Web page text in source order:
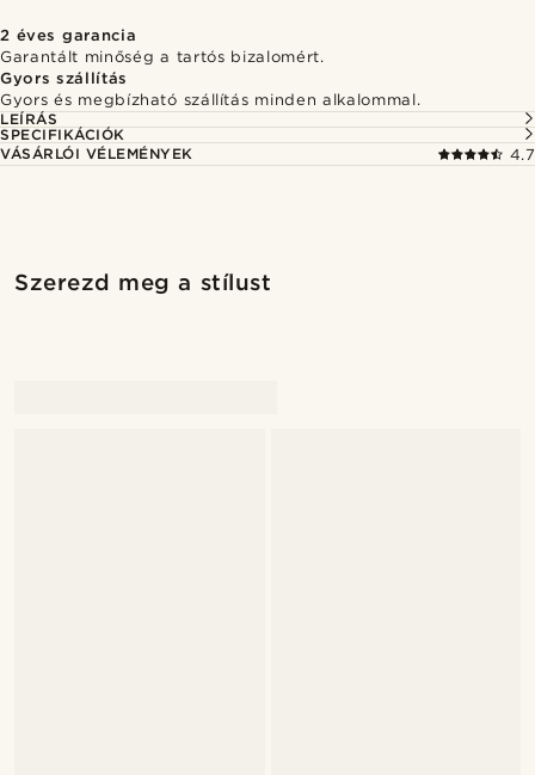
2 éves garancia
Garantált minőség a tartós bizalomért.
Gyors szállítás
Gyors és megbízható szállítás minden alkalommal.
LEÍRÁS
SPECIFIKÁCIÓK
VÁSÁRLÓI VÉLEMÉNYEK
4.7
Szerezd meg a stílust